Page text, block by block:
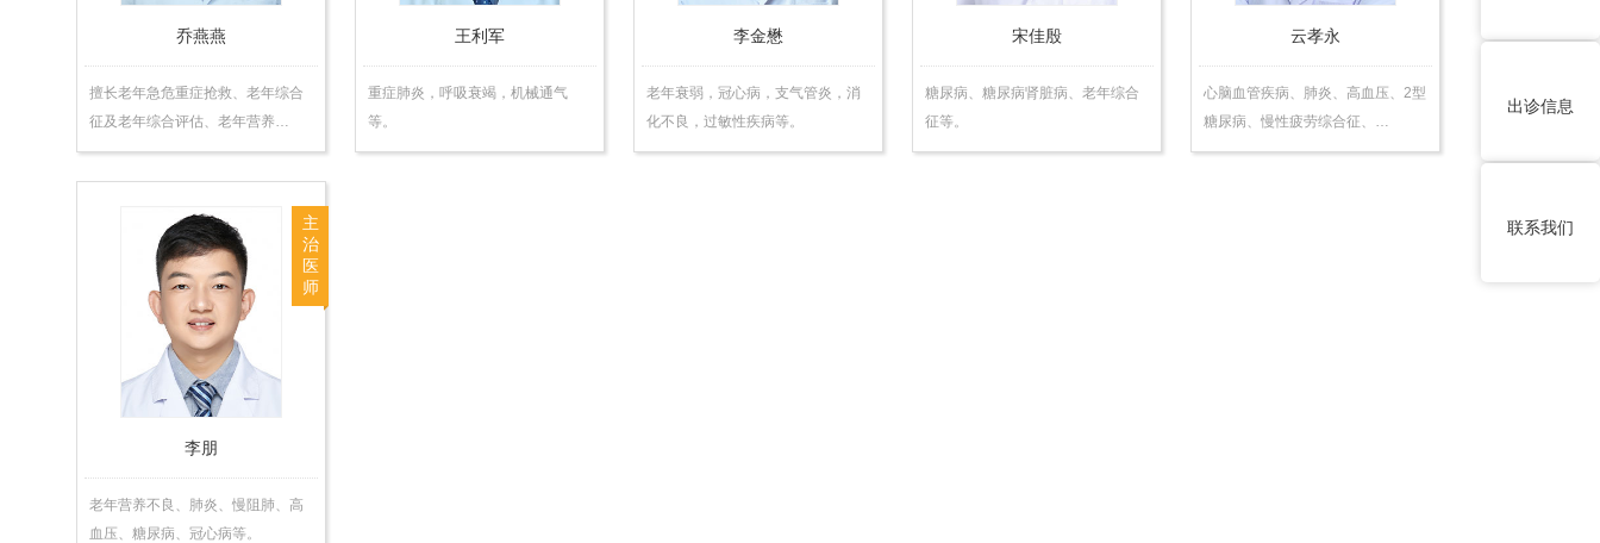
乔燕燕
擅长老年急危重症抢救、老年综合
征及老年综合评估、老年营养…
王利军
重症肺炎，呼吸衰竭，机械通气
等。
李金懋
老年衰弱，冠心病，支气管炎，消
化不良，过敏性疾病等。
宋佳殷
糖尿病、糖尿病肾脏病、老年综合
征等。
云孝永
心脑血管疾病、肺炎、高血压、2型
糖尿病、慢性疲劳综合征、…
李朋
老年营养不良、肺炎、慢阻肺、高
血压、糖尿病、冠心病等。
主
治
医
师
出诊信息
联系我们